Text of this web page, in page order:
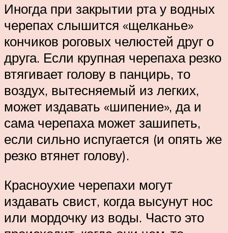
Иногда при закрытии рта у водных
черепах слышится «щелканье»
кончиков роговых челюстей друг о
друга. Если крупная черепаха резко
втягивает голову в панцирь, то
воздух, вытесняемый из легких,
может издавать «шипение», да и
сама черепаха может зашипеть,
если сильно испугается (и опять же
резко втянет голову).
Красноухие черепахи могут
издавать свист, когда высунут нос
или мордочку из воды. Часто это